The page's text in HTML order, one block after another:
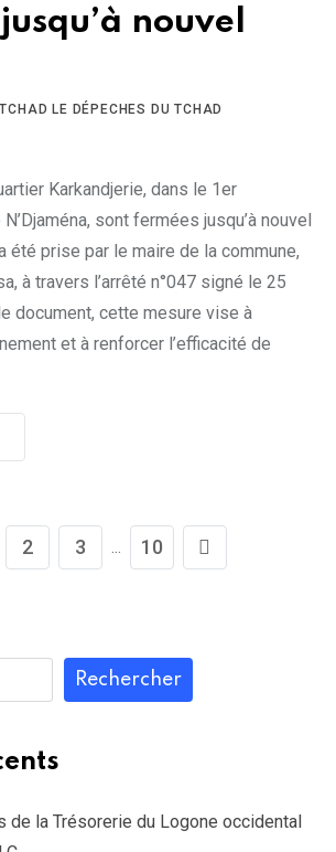
nouvel
LE DÉPECHES DU TCHAD
Karkandjerie, dans le 1er
sont fermées jusqu’à nouvel
été prise par le maire de la commune,
à travers l’arrêté n°047 signé le 25
document, cette mesure vise à
et à renforcer l’efficacité de
2 3 10
Rechercher
de la Trésorerie du Logone occidental